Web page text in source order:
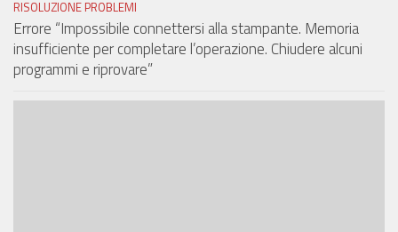
RISOLUZIONE PROBLEMI
Errore “Impossibile connettersi alla stampante. Memoria
insufficiente per completare l’operazione. Chiudere alcuni
programmi e riprovare”